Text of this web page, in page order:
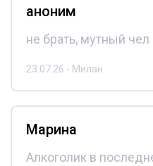
аноним
не брать, мутный чел
23.07.26 - Милан
Марина
Алкоголик в